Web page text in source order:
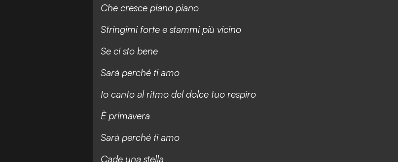
Che cresce piano piano
Stringimi forte e stammi più vicino
Se ci sto bene
Sarà perché ti amo
Io canto al ritmo del dolce tuo respiro
È primavera
Sarà perché ti amo
Cade una stella